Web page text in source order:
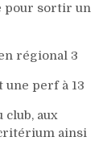
pour sortir un
régional 3
une perf à 13
club, aux
ainsi